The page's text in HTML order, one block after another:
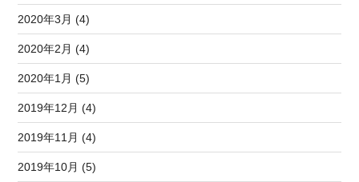
2020年3月 (4)
2020年2月 (4)
2020年1月 (5)
2019年12月 (4)
2019年11月 (4)
2019年10月 (5)